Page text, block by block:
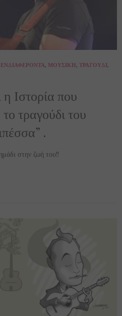
ΕΝΔΙΑΦΈΡΟΝΤΑ, ΜΟΥΣΙΚΉ, ΤΡΑΓΟΎΔΙ,
η Ιστορία που
τραγούδι του
.
στην ζωή του!!